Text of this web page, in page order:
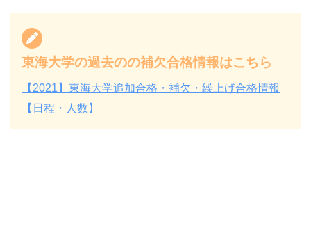
東海大学の過去のの補欠合格情報はこちら
【2021】東海大学追加合格・補欠・繰上げ合格情報
【日程・人数】